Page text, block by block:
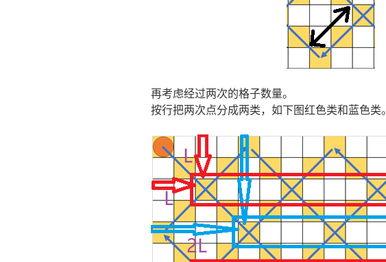
再考虑经过两次的格子数量。
按行把两次点分成两类，如下图红色类和蓝色类。